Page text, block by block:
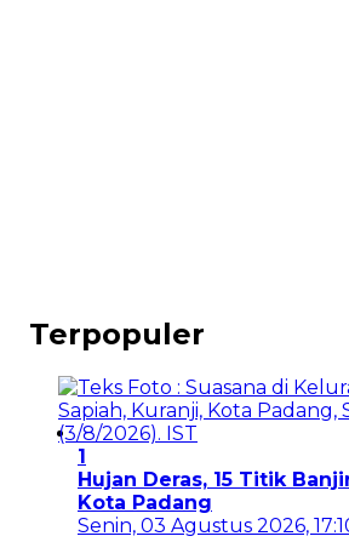
Terpopuler
1
Hujan Deras, 15 Titik
Kota Padang
Senin, 03 Agustus 2026,